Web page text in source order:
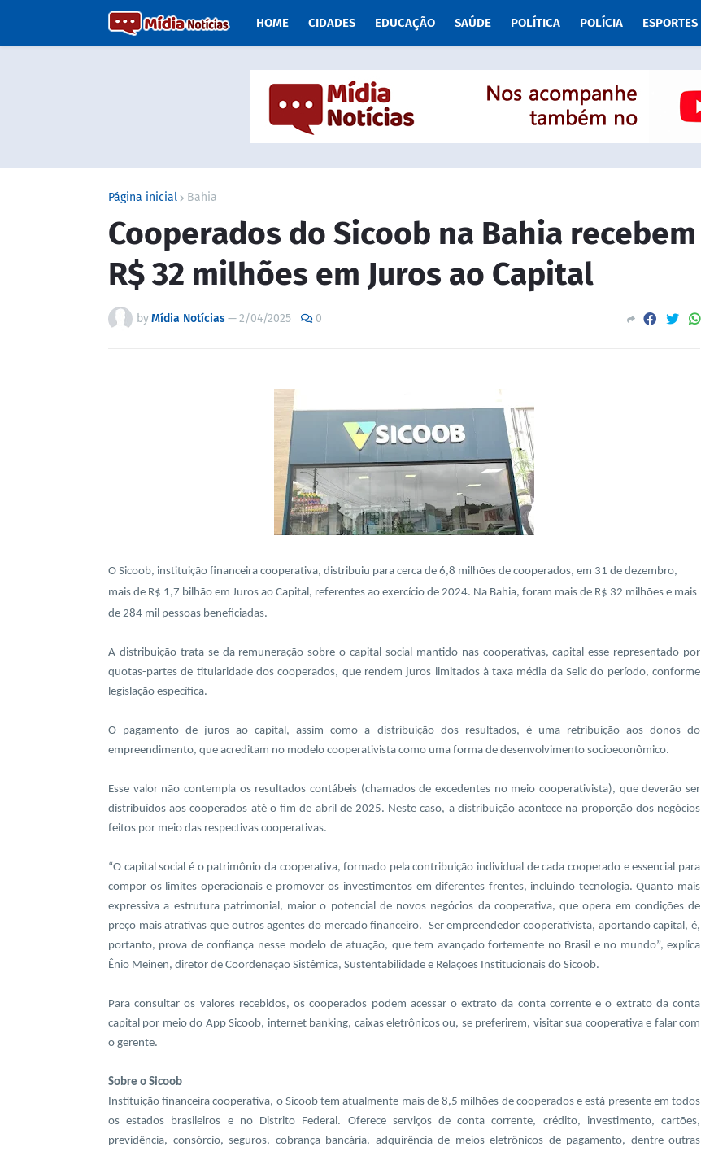
HOME CIDADES EDUCAÇÃO SAÚDE POLÍTICA POLÍCIA ESPORTES
Página inicial Bahia
Cooperados do Sicoob na Bahia recebem
R$ 32 milhões em Juros ao Capital
byMídia Notícias—2/04/2025 0
O Sicoob, instituição financeira cooperativa, distribuiu para cerca de 6,8 milhões de cooperados, em 31 de dezembro,
mais de R$ 1,7 bilhão em Juros ao Capital, referentes ao exercício de 2024. Na Bahia, foram mais de R$ 32 milhões e mais
de 284 mil pessoas beneficiadas.
A distribuição trata-se da remuneração sobre o capital social mantido nas cooperativas, capital esse representado por
quotas-partes de titularidade dos cooperados, que rendem juros limitados à taxa média da Selic do período, conforme
legislação específica.
O pagamento de juros ao capital, assim como a distribuição dos resultados, é uma retribuição aos donos do
empreendimento, que acreditam no modelo cooperativista como uma forma de desenvolvimento socioeconômico.
Esse valor não contempla os resultados contábeis (chamados de excedentes no meio cooperativista), que deverão ser
distribuídos aos cooperados até o fim de abril de 2025. Neste caso, a distribuição acontece na proporção dos negócios
feitos por meio das respectivas cooperativas.
“O capital social é o patrimônio da cooperativa, formado pela contribuição individual de cada cooperado e essencial para
compor os limites operacionais e promover os investimentos em diferentes frentes, incluindo tecnologia. Quanto mais
expressiva a estrutura patrimonial, maior o potencial de novos negócios da cooperativa, que opera em condições de
preço mais atrativas que outros agentes do mercado financeiro. Ser empreendedor cooperativista, aportando capital, é,
portanto, prova de confiança nesse modelo de atuação, que tem avançado fortemente no Brasil e no mundo”, explica
Ênio Meinen, diretor de Coordenação Sistêmica, Sustentabilidade e Relações Institucionais do Sicoob.
Para consultar os valores recebidos, os cooperados podem acessar o extrato da conta corrente e o extrato da conta
capital por meio do App Sicoob, internet banking, caixas eletrônicos ou, se preferirem, visitar sua cooperativa e falar com
o gerente.
Sobre o Sicoob
Instituição financeira cooperativa, o Sicoob tem atualmente mais de 8,5 milhões de cooperados e está presente em todos
os estados brasileiros e no Distrito Federal. Oferece serviços de conta corrente, crédito, investimento, cartões,
previdência, consórcio, seguros, cobrança bancária, adquirência de meios eletrônicos de pagamento, dentre outras